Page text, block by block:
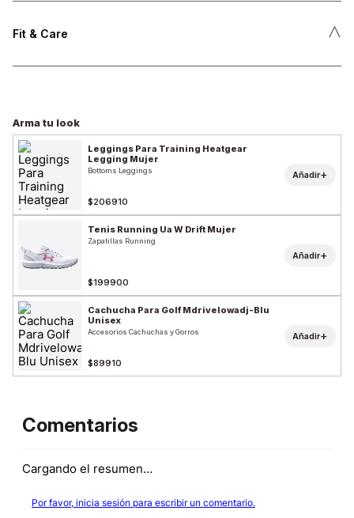
Fit & Care ˄
Arma tu look
Leggings Para Training Heatgear
Legging Mujer
Bottoms Leggings
$206910
Añadir+
Tenis Running Ua W Drift Mujer
Zapatillas Running
$199900
Añadir+
Cachucha Para Golf Mdrivelowadj-Blu
Unisex
Accesorios Cachuchas y Gorros
$89910
Añadir+
Comentarios
Cargando el resumen…
Por favor, inicia sesión para escribir un comentario.